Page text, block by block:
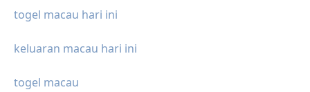
togel macau hari ini
keluaran macau hari ini
togel macau